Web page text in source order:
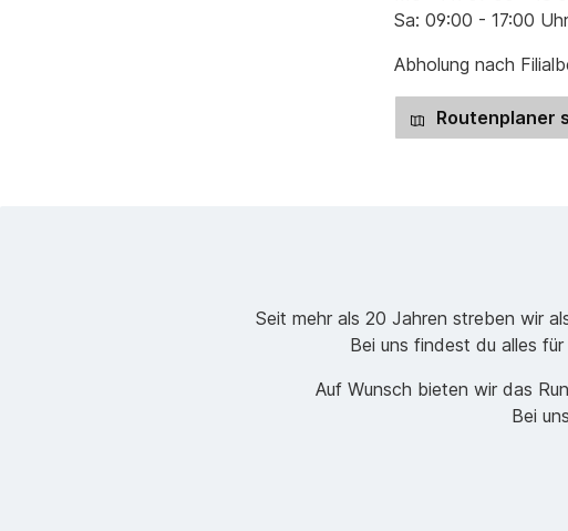
Sa: 09:00 - 17:00 Uhr
Abholung nach
Routenplaner
Seit mehr als 20 Jahren streben wir
Bei uns findest du alles
Auf Wunsch bieten wir das
Bei